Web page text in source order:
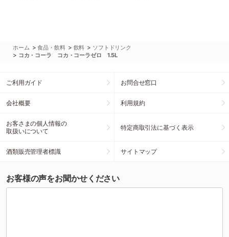
ホーム >食品・飲料 > 飲料 > ソフトドリンク
> コカ・コーラ コカ・コーラゼロ 1.5L
ご利用ガイド お問合せ窓口
会社概要 利用規約
お客さまの個人情報の
取扱いについて
特定商取引法に基づく表示
酒類販売管理者標識 サイトマップ
お客様の声をお聞かせください